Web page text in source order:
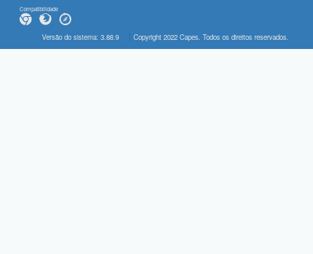
Compatibilidade
Versão do sistema: 3.88.9 Copyright 2022 Capes. Todos os direitos reservados.